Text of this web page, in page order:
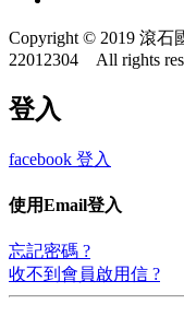
Copyright © 2019 滾
22012304 All rights
登入
facebook 登入
使用Email登入
忘記密碼 ?
收不到會員啟用信 ?